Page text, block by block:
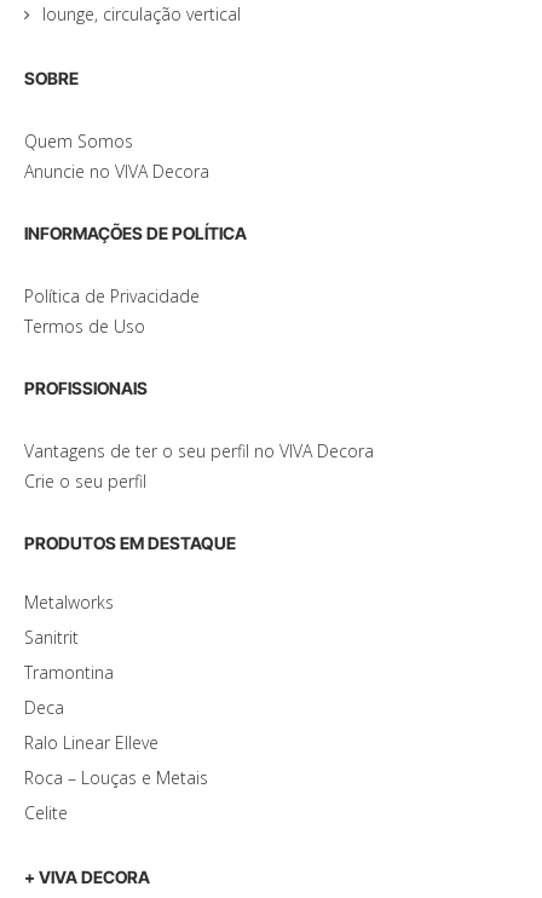
lounge, circulação vertical
SOBRE
Quem Somos
Anuncie no VIVA Decora
INFORMAÇÕES DE POLÍTICA
Política de Privacidade
Termos de Uso
PROFISSIONAIS
Vantagens de ter o seu perfil no VIVA Decora
Crie o seu perfil
PRODUTOS EM DESTAQUE
Metalworks
Sanitrit
Tramontina
Deca
Ralo Linear Elleve
Roca – Louças e Metais
Celite
+ VIVA DECORA